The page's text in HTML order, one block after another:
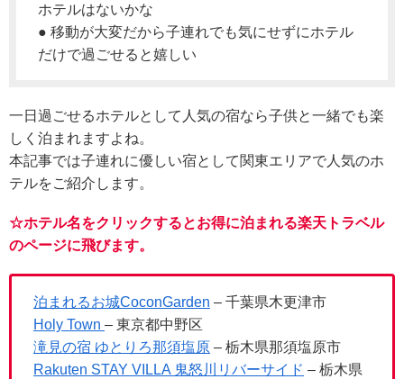
ホテルはないかな
● 移動が大変だから子連れでも気にせずにホテル
だけで過ごせると嬉しい
一日過ごせるホテルとして人気の宿なら子供と一緒でも楽
しく泊まれますよね。
本記事では子連れに優しい宿として関東エリアで人気のホ
テルをご紹介します。
☆ホテル名をクリックするとお得に泊まれる楽天トラベル
のページに飛びます。
泊まれるお城CoconGarden – 千葉県木更津市
Holy Town – 東京都中野区
滝見の宿 ゆとりろ那須塩原 – 栃木県那須塩原市
Rakuten STAY VILLA 鬼怒川リバーサイド – 栃木県